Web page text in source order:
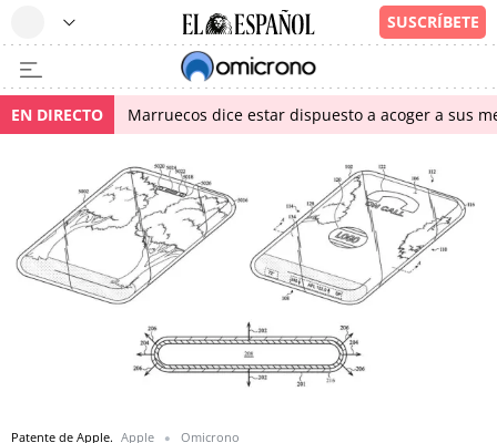
EN DIRECTO Marruecos dice estar dispuesto a acoger a sus
Patente de Apple. Apple Omicrono